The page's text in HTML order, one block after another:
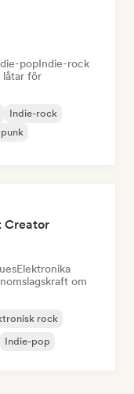
popIndie-rock
låtar för
Indie-rock
Creator
Elektronika
om
rock
Indie-pop